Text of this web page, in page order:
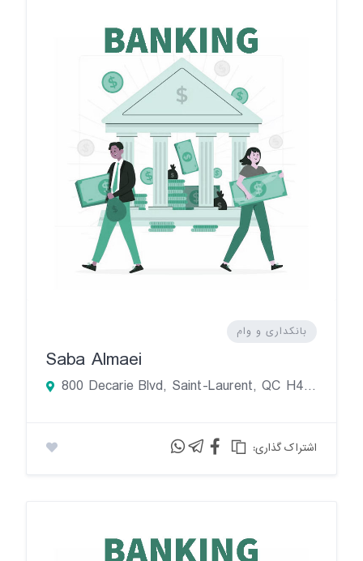
بانکداری و وام
Saba Almaei
800 Decarie Blvd, Saint-Laurent, QC H4L 3L5, Canada
:اشتراک گذاری